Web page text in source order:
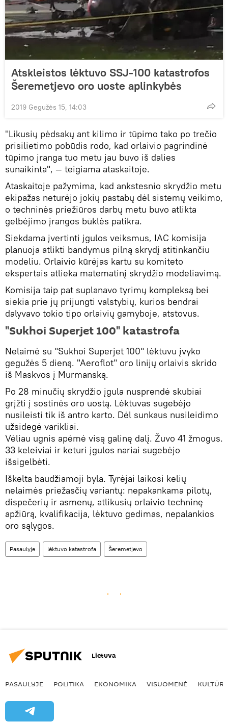
Atskleistos lėktuvo SSJ-100 katastrofos
Šeremetjevo oro uoste aplinkybės
2019 Gegužės 15, 14:03
"Likusių pėdsakų ant kilimo ir tūpimo tako po trečio
prisilietimo pobūdis rodo, kad orlaivio pagrindinė
tūpimo įranga tuo metu jau buvo iš dalies
sunaikinta", — teigiama ataskaitoje.
Ataskaitoje pažymima, kad ankstesnio skrydžio metu
ekipažas neturėjo jokių pastabų dėl sistemų veikimo,
o techninės priežiūros darbų metu buvo atlikta
gelbėjimo įrangos būklės patikra.
Siekdama įvertinti įgulos veiksmus, IAC komisija
planuoja atlikti bandymus pilną skrydį atitinkančiu
modeliu. Orlaivio kūrėjas kartu su komiteto
ekspertais atlieka matematinį skrydžio modeliavimą.
Komisija taip pat suplanavo tyrimų kompleksą bei
siekia prie jų prijungti valstybių, kurios bendrai
dalyvavo tokio tipo orlaivių gamyboje, atstovus.
"Sukhoi Superjet 100" katastrofa
Nelaimė su "Sukhoi Superjet 100" lėktuvu įvyko
gegužės 5 dieną. "Aeroflot" oro linijų orlaivis skrido
iš Maskvos į Murmanską.
Po 28 minučių skrydžio įgula nusprendė skubiai
grįžti į sostinės oro uostą. Lėktuvas sugebėjo
nusileisti tik iš antro karto. Dėl sunkaus nusileidimo
užsidegė varikliai.
Vėliau ugnis apėmė visą galinę dalį. Žuvo 41 žmogus.
33 keleiviai ir keturi įgulos nariai sugebėjo
išsigelbėti.
Iškelta baudžiamoji byla. Tyrėjai laikosi kelių
nelaimės priežasčių variantų: nepakankama pilotų,
dispečerių ir asmenų, atlikusių orlaivio techninę
apžiūrą, kvalifikacija, lėktuvo gedimas, nepalankios
oro sąlygos.
Pasaulyje lėktuvo katastrofa Šeremetjevo
Lietuva
PASAULYJE POLITIKA EKONOMIKA VISUOMENĖ KULTŪRA